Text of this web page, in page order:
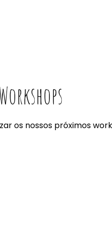
os nossos próximos